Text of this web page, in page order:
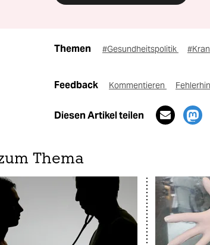
Themen #Gesundheitspolitik
Feedback Kommentieren
Diesen Artikel teilen
Thema